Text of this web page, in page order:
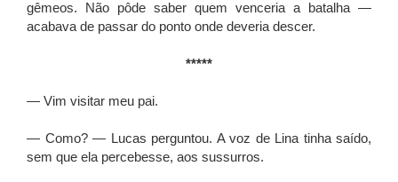
gêmeos. Não pôde saber quem venceria a batalha —
acabava de passar do ponto onde deveria descer.
*****
— Vim visitar meu pai.
— Como? — Lucas perguntou. A voz de Lina tinha saído,
sem que ela percebesse, aos sussurros.